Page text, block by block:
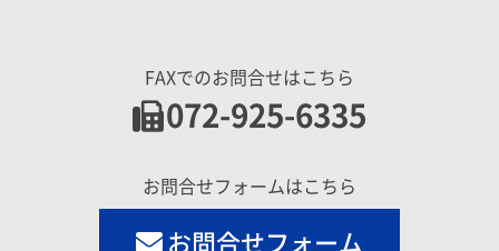
FAXでのお問合せはこちら
072-925-6335
お問合せフォームはこちら
お問合せフォーム